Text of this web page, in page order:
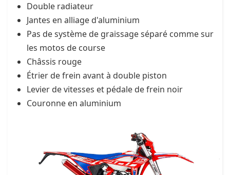
Double radiateur
Jantes en alliage d'aluminium
Pas de système de graissage séparé comme sur
les motos de course
Châssis rouge
Étrier de frein avant à double piston
Levier de vitesses et pédale de frein noir
Couronne en aluminium